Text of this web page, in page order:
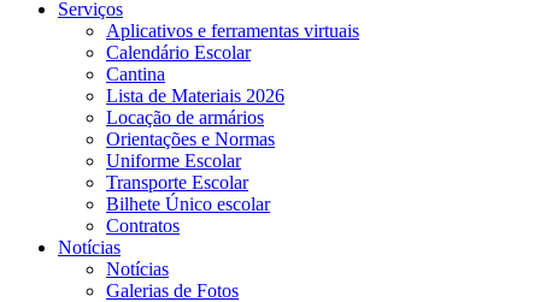
Serviços
Aplicativos e ferramentas virtuais
Calendário Escolar
Cantina
Lista de Materiais 2026
Locação de armários
Orientações e Normas
Uniforme Escolar
Transporte Escolar
Bilhete Único escolar
Contratos
Notícias
Notícias
Galerias de Fotos